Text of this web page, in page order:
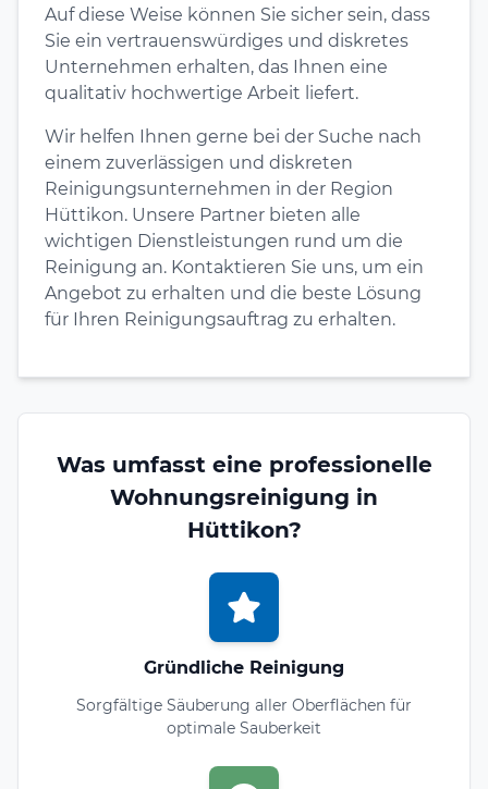
Auf diese Weise können Sie sicher sein, dass
Sie ein vertrauenswürdiges und diskretes
Unternehmen erhalten, das Ihnen eine
qualitativ hochwertige Arbeit liefert.
Wir helfen Ihnen gerne bei der Suche nach
einem zuverlässigen und diskreten
Reinigungsunternehmen in der Region
Hüttikon. Unsere Partner bieten alle
wichtigen Dienstleistungen rund um die
Reinigung an. Kontaktieren Sie uns, um ein
Angebot zu erhalten und die beste Lösung
für Ihren Reinigungsauftrag zu erhalten.
Was umfasst eine professionelle
Wohnungsreinigung in
Hüttikon?
Gründliche Reinigung
Sorgfältige Säuberung aller Oberflächen für
optimale Sauberkeit